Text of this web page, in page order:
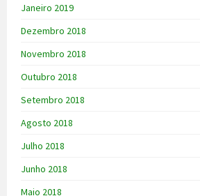
Janeiro 2019
Dezembro 2018
Novembro 2018
Outubro 2018
Setembro 2018
Agosto 2018
Julho 2018
Junho 2018
Maio 2018